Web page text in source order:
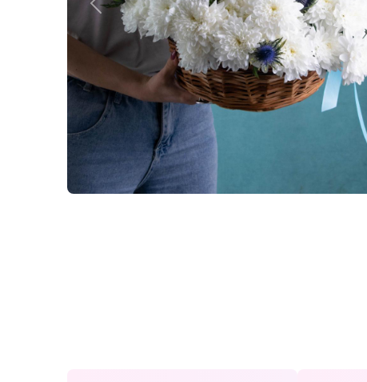
Назад